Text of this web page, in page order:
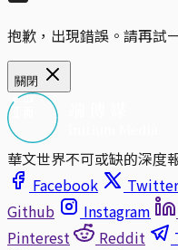
抱歉，出現錯誤。請再試
關閉
華文世界不可或缺的深度
Facebook
Twitter
Github
Instagram
Pinterest
Reddit